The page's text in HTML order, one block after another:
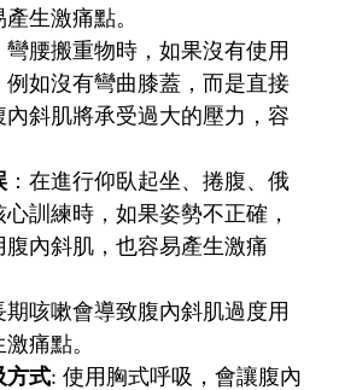
生激痛點。
彎腰搬重物時，如果沒有使用
例如沒有彎曲膝蓋，而是直接
內斜肌將承受過大的壓力，容
：在進行仰臥起坐、捲腹、俄
訓練時，如果姿勢不正確，
腹內斜肌，也容易產生激痛
期咳嗽會導致腹內斜肌過度用
痛點。
方式: 使用胸式呼吸，會讓腹內